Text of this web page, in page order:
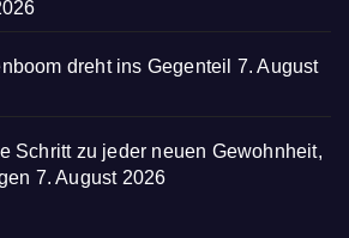
dreht ins Gegenteil 7. August
Schritt zu jeder neuen Gewohnheit,
7. August 2026